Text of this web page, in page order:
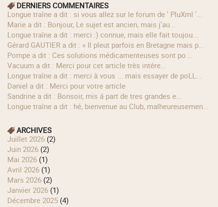
DERNIERS COMMENTAIRES
longue traîne a dit : si vous allez sur le forum de ' PluXml '...
Marie a dit : Bonjour, Le sujet est ancien, mais j'au...
longue traîne a dit : merci :) connue, mais elle fait toujou...
Gérard GAUTIER a dit : « Il pleut parfois en Bretagne mais p...
Pompe a dit : Ces solutions médicamenteuses sont po...
Vacuum a dit : Merci pour cet article très intére...
longue traîne a dit : merci à vous ... mais essayer de poLL...
Daniel a dit : Merci pour votre article
Sandrine a dit : Bonsoir, mis á part de tres grandes e...
longue traîne a dit : hé, bienvenue au Club, malheureusemen...
ARCHIVES
juillet 2026 (2)
juin 2026 (2)
mai 2026 (1)
avril 2026 (1)
mars 2026 (2)
janvier 2026 (1)
décembre 2025 (4)